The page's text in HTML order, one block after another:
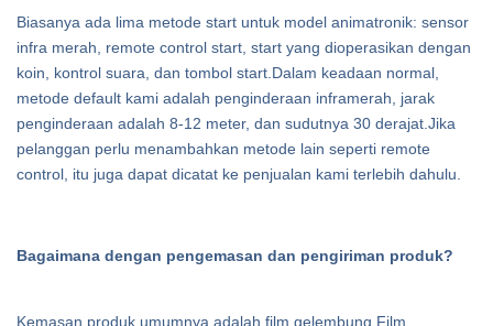
Biasanya ada lima metode start untuk model animatronik: sensor
infra merah, remote control start, start yang dioperasikan dengan
koin, kontrol suara, dan tombol start.Dalam keadaan normal,
metode default kami adalah penginderaan inframerah, jarak
penginderaan adalah 8-12 meter, dan sudutnya 30 derajat.Jika
pelanggan perlu menambahkan metode lain seperti remote
control, itu juga dapat dicatat ke penjualan kami terlebih dahulu.
Bagaimana dengan pengemasan dan pengiriman produk?
Kemasan produk umumnya adalah film gelembung.Film